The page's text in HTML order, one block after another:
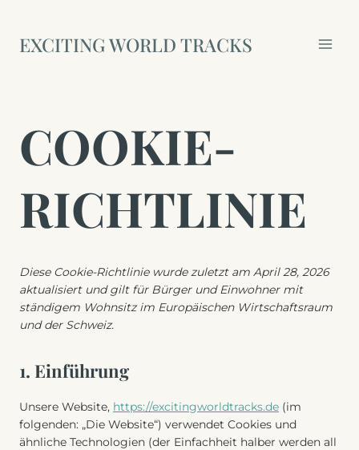
springen
EXCITING WORLD TRACKS
COOKIE-
RICHTLINIE
Diese Cookie-Richtlinie wurde zuletzt am April 28, 2026
aktualisiert und gilt für Bürger und Einwohner mit
ständigem Wohnsitz im Europäischen Wirtschaftsraum
und der Schweiz.
1. Einführung
Unsere Website, https://excitingworldtracks.de (im
folgenden: „Die Website“) verwendet Cookies und
ähnliche Technologien (der Einfachheit halber werden all